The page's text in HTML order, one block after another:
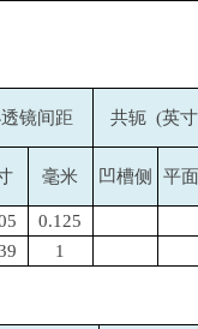
镜间距 共轭 (英寸
毫米 凹槽侧 平
0.125
1